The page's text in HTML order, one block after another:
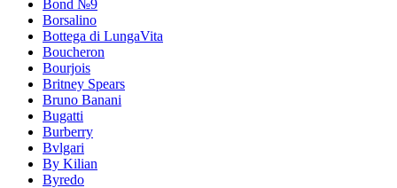
Bond №9
Borsalino
Bottega di LungaVita
Boucheron
Bourjois
Britney Spears
Bruno Banani
Bugatti
Burberry
Bvlgari
By Kilian
Byredo